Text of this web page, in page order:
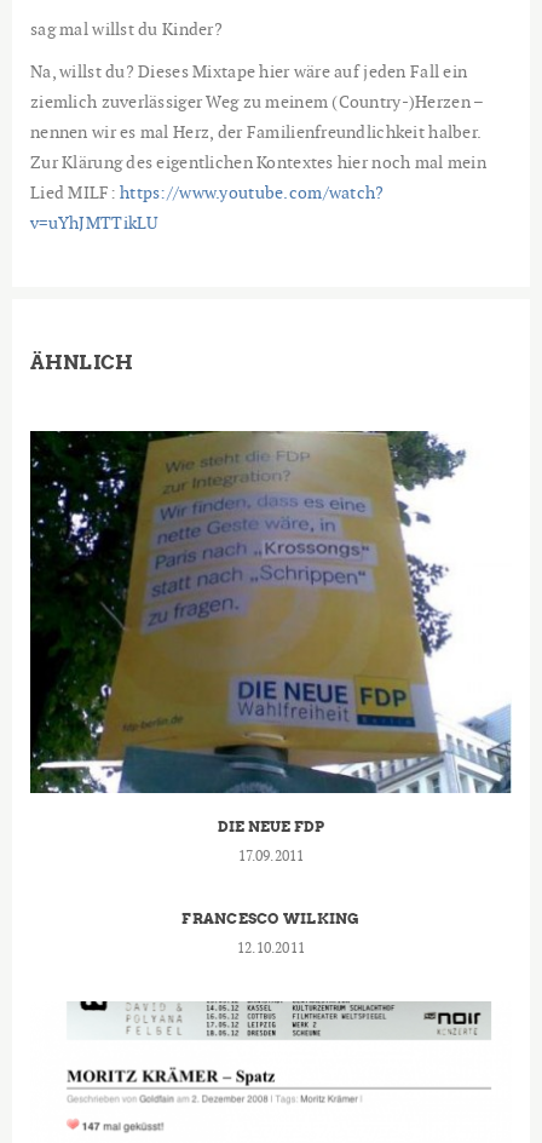
sag mal willst du Kinder?
Na, willst du? Dieses Mixtape hier wäre auf jeden Fall ein
ziemlich zuverlässiger Weg zu meinem (Country-)Herzen –
nennen wir es mal Herz, der Familienfreundlichkeit halber.
Zur Klärung des eigentlichen Kontextes hier noch mal mein
Lied MILF:https://www.youtube.com/watch?
v=uYhJMTTikLU
ÄHNLICH
DIE NEUE FDP
17.09.2011
FRANCESCO WILKING
12.10.2011